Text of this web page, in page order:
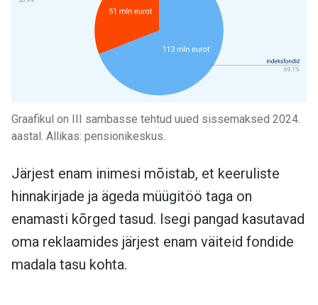
Graafikul on III sambasse tehtud uued sissemaksed 2024.
aastal. Allikas: pensionikeskus.
Järjest enam inimesi mõistab, et keeruliste
hinnakirjade ja ägeda müügitöö taga on
enamasti kõrged tasud. Isegi pangad kasutavad
oma reklaamides järjest enam väiteid fondide
madala tasu kohta.